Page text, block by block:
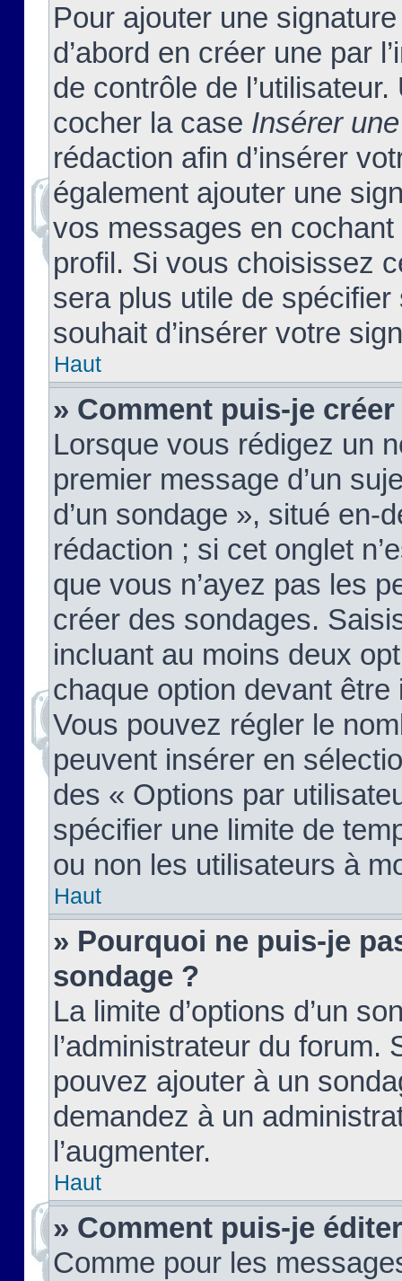
Pour ajouter une
d’abord en créer une par
de contrôle de
cocher la case Insérer
rédaction afin d’insérer
également ajouter une
vos messages en
profil. Si vous choisissez
sera plus utile de
souhait d’insérer votre
Haut
» Comment puis-je
Lorsque vous rédigez un
premier message d’un
d’un sondage », situé en-
rédaction ; si cet onglet
que vous n’ayez pas les
créer des sondages.
incluant au moins deux
chaque option devant
Vous pouvez régler le
peuvent insérer en
des « Options par
spécifier une limite de
ou non les utilisateurs à
Haut
» Pourquoi ne puis-je
sondage ?
La limite d’options d’un
l’administrateur du forum.
pouvez ajouter à un
demandez à un
l’augmenter.
Haut
» Comment puis-je
Comme pour les